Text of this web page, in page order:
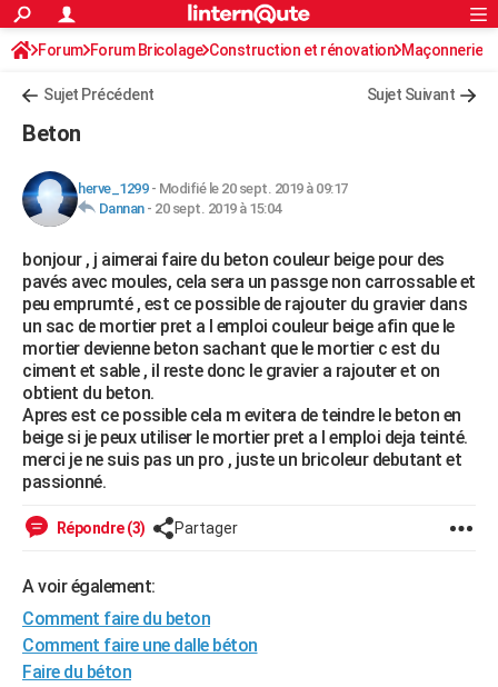
ACTUALITÉS
Politique
Société
Faits Divers
Education
Monde
Villes
+
Retraite
Impôts
Epargne
Immobilier
Risques naturels par ville
Banque
Assurance
Crédit
AUTO
HIGH-TECH
Mobiles
Meilleur smartphone
Internet
Ordinateurs
Jeux vidéo
Guide high-tech
+BRICOLAGE
Forum
Aménagement intérieur
Extérieur
Cuisine
Salle de bains
Jardinage
Rangement
WEEK-END
Guides de France
Escapades
Patrimoine
Expositions
Musées
Week-end nature
LIFESTYLE
Art de vivre
Bien-être
Loisirs
Mode
Modes de vie
SANTE
Alimentation
Guide de la santé
Maladies
Médicaments
Sommeil
VOYAGE
Destinations
City break
Voyage nature
Voyage de noces
Forum
Climat
PHOTO
BONS PLANS
CARTE DE VOEUX
Rechercher
S'inscrire
Connexion
Forum Forum Bricolage Construction et rénovation Maçonnerie
Sujet Précédent Sujet Suivant
Beton
herve_1299- Modifié le 20 sept. 2019 à 09:17
Dannan- 20 sept. 2019 à 15:04
bonjour , j aimerai faire du beton couleur beige pour des
pavés avec moules, cela sera un passge non carrossable et
peu emprumté , est ce possible de rajouter du gravier dans
un sac de mortier pret a l emploi couleur beige afin que le
mortier devienne beton sachant que le mortier c est du
ciment et sable , il reste donc le gravier a rajouter et on
obtient du beton.
Apres est ce possible cela m evitera de teindre le beton en
beige si je peux utiliser le mortier pret a l emploi deja teinté.
merci je ne suis pas un pro , juste un bricoleur debutant et
passionné.
Répondre (3) Partager
A voir également:
Comment faire du beton
Comment faire une dalle béton
Faire du béton